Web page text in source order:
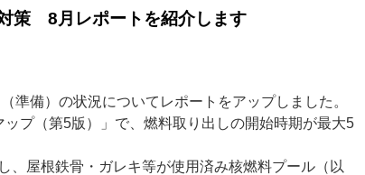
策 8月レポートを紹介します
準備）の状況についてレポートをアップしました。
プ（第5版）」で、燃料取り出しの開始時期が最大5
、屋根鉄骨・ガレキ等が使用済み核燃料プール（以